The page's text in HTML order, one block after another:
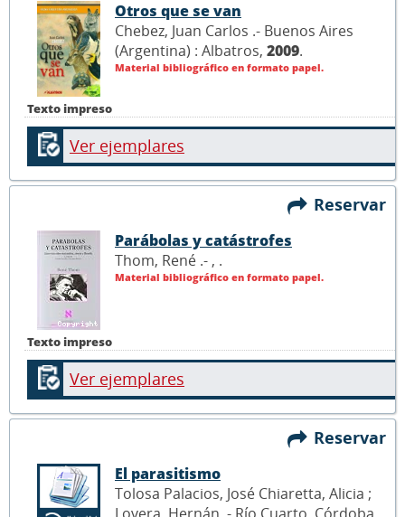
Texto impreso
Otros que se van
Chebez, Juan Carlos .- Buenos Aires
(Argentina) : Albatros, 2009.
Material bibliográfico en formato papel.
Ver ejemplares
Reservar
Texto impreso
Parábolas y catástrofes
Thom, René .- , .
Material bibliográfico en formato papel.
Ver ejemplares
Reservar
El parasitismo
Tolosa Palacios, José Chiaretta, Alicia ;